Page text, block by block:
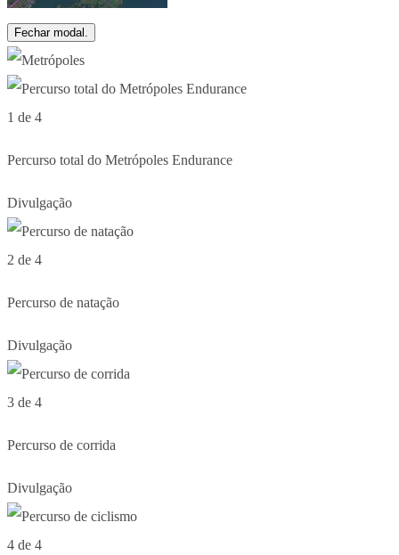
Fechar modal.
1 de 4
Percurso total do Metrópoles Endurance
Divulgação
2 de 4
Percurso de natação
Divulgação
3 de 4
Percurso de corrida
Divulgação
4 de 4